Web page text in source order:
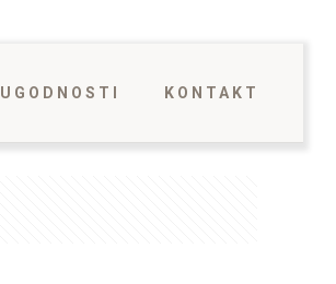
UGODNOSTI KONTAKT